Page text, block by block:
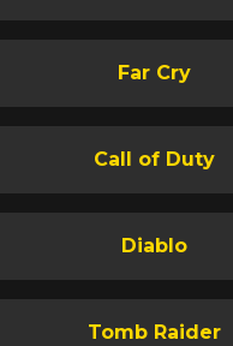
Far Cry
Call of Duty
Diablo
Tomb Raider